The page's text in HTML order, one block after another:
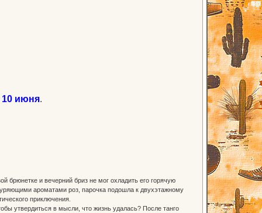
10 июня.
брюнетке и вечерний бриз не мог охладить его горячую
ароматами роз, парочка подошла к двухэтажному
приключения.
утвердиться в мысли, что жизнь удалась? После танго